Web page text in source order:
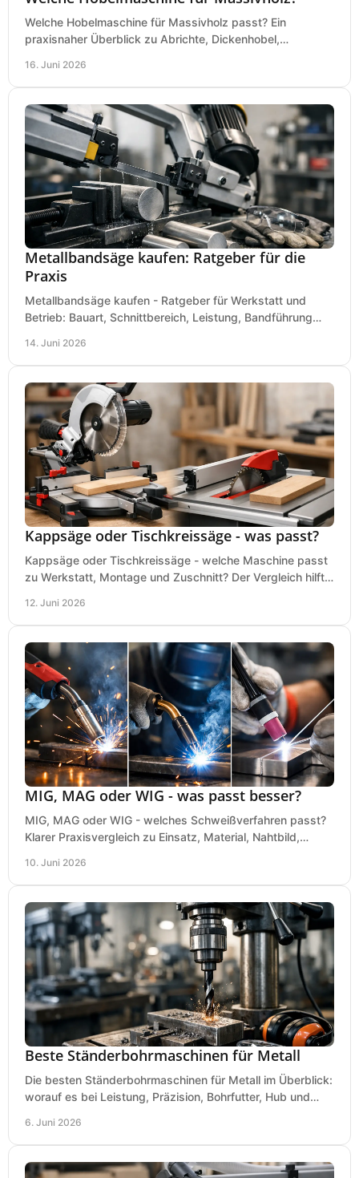
Welche Hobelmaschine für Massivholz passt? Ein
praxisnaher Überblick zu Abrichte, Dickenhobel,
16. Juni 2026
Metallbandsäge kaufen: Ratgeber für die
Praxis
Metallbandsäge kaufen - Ratgeber für Werkstatt und
Betrieb: Bauart, Schnittbereich, Leistung, Bandführung
14. Juni 2026
Kappsäge oder Tischkreissäge - was passt?
Kappsäge oder Tischkreissäge - welche Maschine passt
zu Werkstatt, Montage und Zuschnitt? Der Vergleich hilft
12. Juni 2026
MIG, MAG oder WIG - was passt besser?
MIG, MAG oder WIG - welches Schweißverfahren passt?
Klarer Praxisvergleich zu Einsatz, Material, Nahtbild,
10. Juni 2026
Beste Ständerbohrmaschinen für Metall
Die besten Ständerbohrmaschinen für Metall im Überblick:
worauf es bei Leistung, Präzision, Bohrfutter, Hub und
6. Juni 2026